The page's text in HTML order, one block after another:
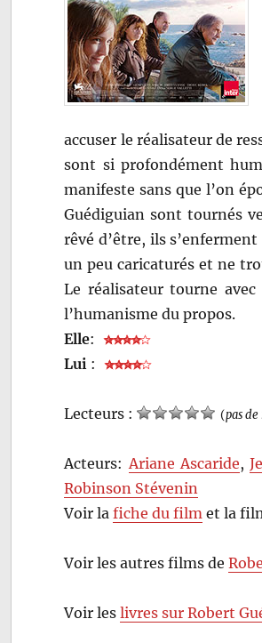
accuser le réalisateur de
sont si profondément
manifeste sans que l’on
Guédiguian sont tournés
rêvé d’être, ils
un peu caricaturés et ne
Le réalisateur tourne
l’humanisme du propos.
Elle:
Lui :
Lecteurs : (pas
Acteurs: Ariane Ascaride,
Robinson Stévenin
Voir lafiche du film et la
Voir les autres films de
Voir leslivres sur Robert